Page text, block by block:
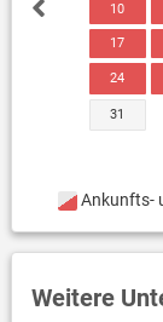
10
17
24
31
Ankunfts-
Weitere